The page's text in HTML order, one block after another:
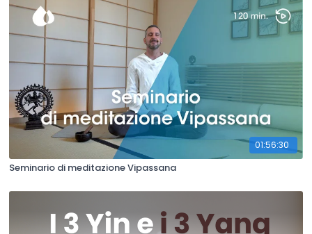
01:56:30
Seminario di meditazione Vipassana